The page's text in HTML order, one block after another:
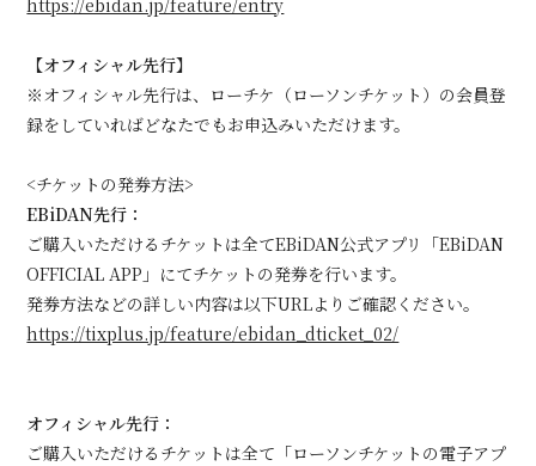
https://ebidan.jp/feature/entry
【オフィシャル先行】
※オフィシャル先行は、ローチケ（ローソンチケット）の会員登
録をしていればどなたでもお申込みいただけます。
<チケットの発券方法>
EBiDAN先行：
ご購入いただけるチケットは全てEBiDAN公式アプリ「EBiDAN
OFFICIAL APP」にてチケットの発券を行います。
発券方法などの詳しい内容は以下URLよりご確認ください。
https://tixplus.jp/feature/ebidan_dticket_02/
オフィシャル先行：
ご購入いただけるチケットは全て「ローソンチケットの電子アプ